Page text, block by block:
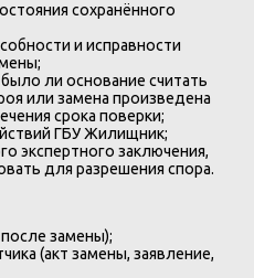
сохранённого
и исправности
ли основание считать
или замена произведена
срока поверки;
ГБУ Жилищник;
экспертного заключения,
для разрешения спора.
замены);
(акт замены, заявление,